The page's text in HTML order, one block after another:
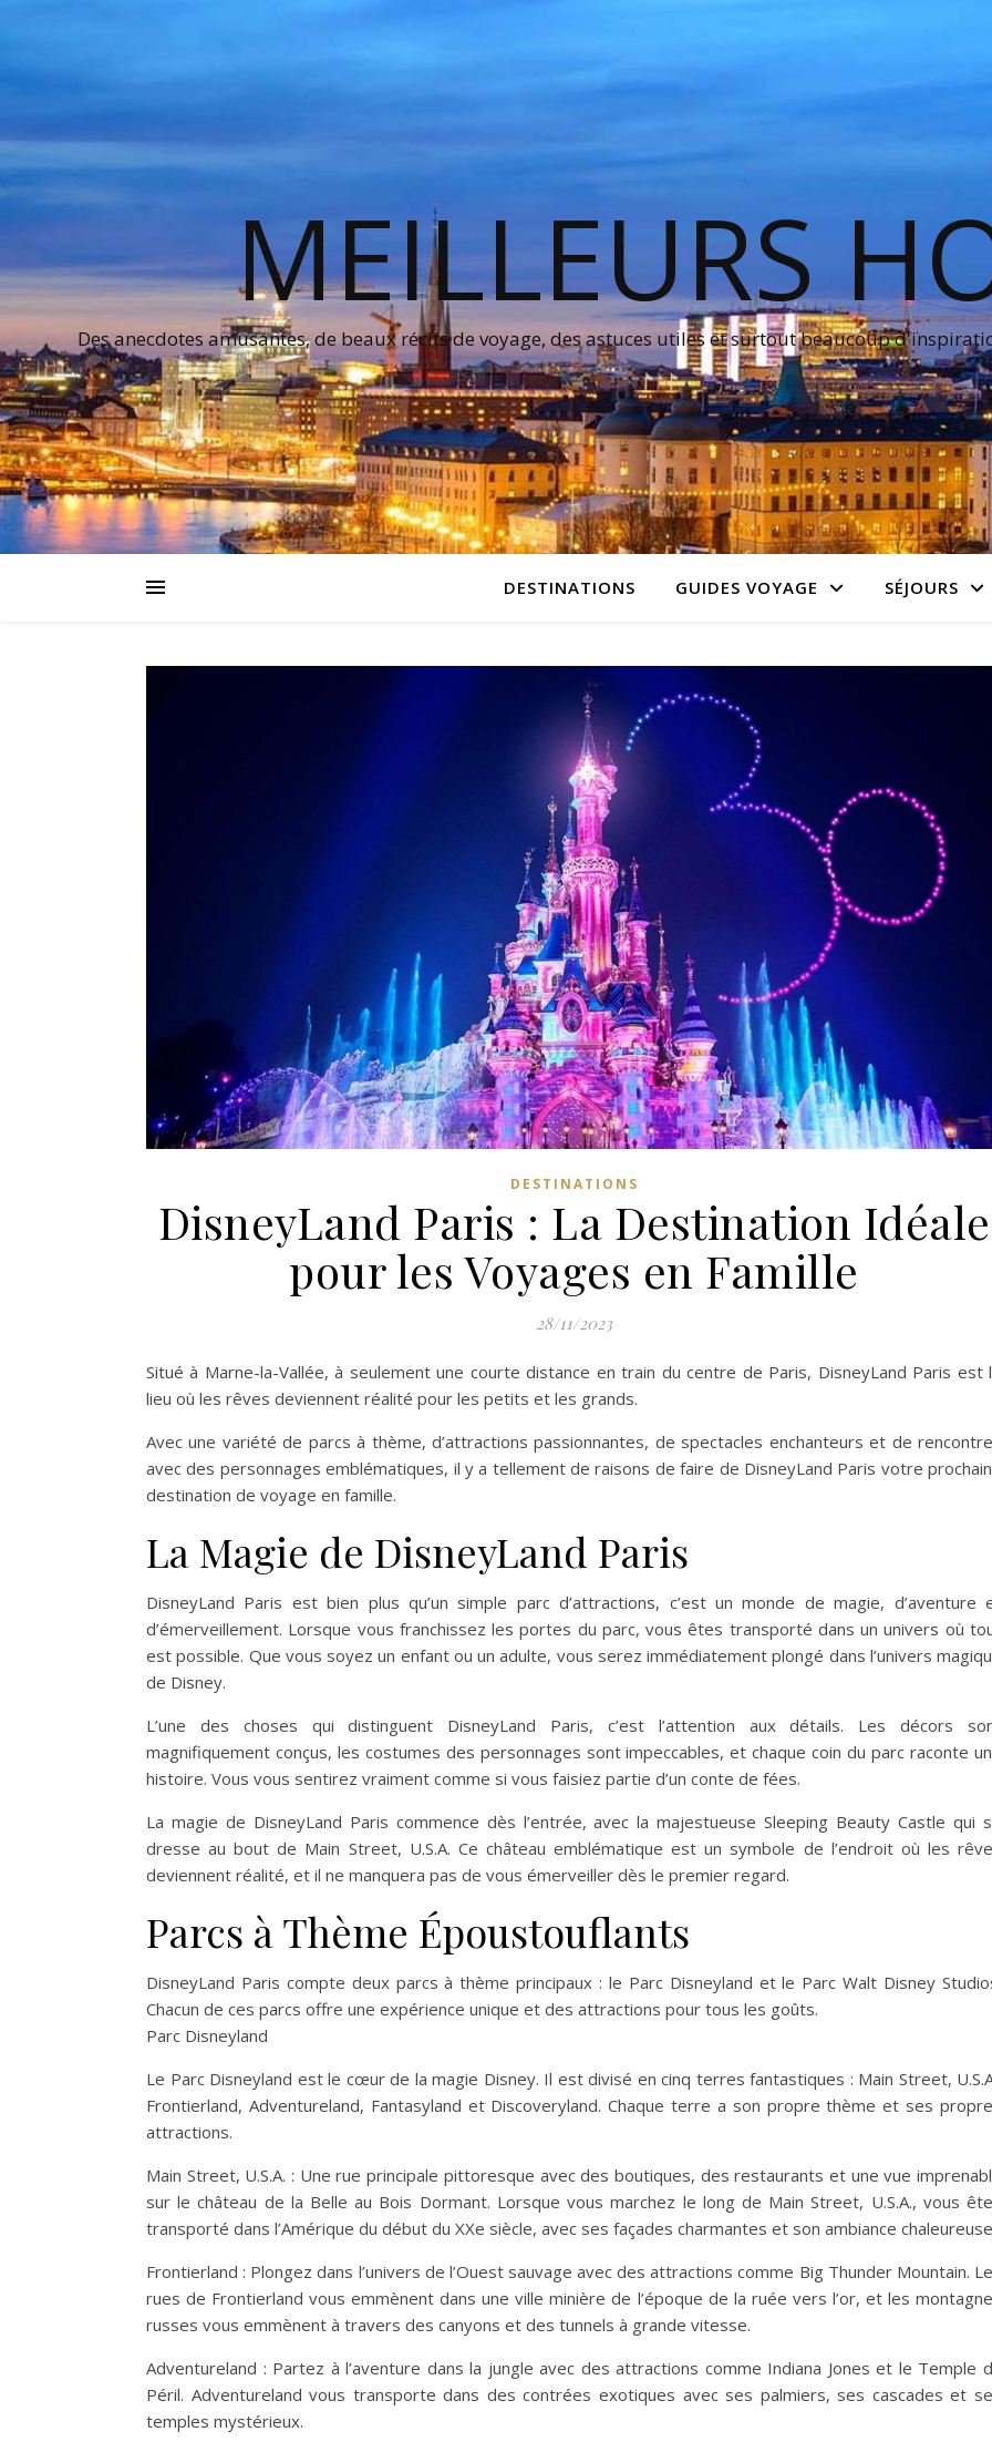
MEILLEURS
Des anecdotes amusantes, de beaux récits de voyage, des astuces utiles et surtout beaucoup
DESTINATIONS GUIDES VOYAGE SÉJOURS
DESTINATIONS
DisneyLand Paris : La Destination Idéale
pour les Voyages en Famille
28/11/2023
Situé à Marne-la-Vallée, à seulement une courte distance en train du centre de Paris, DisneyLand Paris est
lieu où les rêves deviennent réalité pour les petits et les grands.
Avec une variété de parcs à thème, d’attractions passionnantes, de spectacles enchanteurs et de
avec des personnages emblématiques, il y a tellement de raisons de faire de DisneyLand Paris votre
destination de voyage en famille.
La Magie de DisneyLand Paris
DisneyLand Paris est bien plus qu’un simple parc d’attractions, c’est un monde de magie, d’aventure
d’émerveillement. Lorsque vous franchissez les portes du parc, vous êtes transporté dans un univers où
est possible. Que vous soyez un enfant ou un adulte, vous serez immédiatement plongé dans l’univers
de Disney.
L’une des choses qui distinguent DisneyLand Paris, c’est l’attention aux détails. Les décors
magnifiquement conçus, les costumes des personnages sont impeccables, et chaque coin du parc raconte
histoire. Vous vous sentirez vraiment comme si vous faisiez partie d’un conte de fées.
La magie de DisneyLand Paris commence dès l’entrée, avec la majestueuse Sleeping Beauty Castle qui
dresse au bout de Main Street, U.S.A. Ce château emblématique est un symbole de l’endroit où les
deviennent réalité, et il ne manquera pas de vous émerveiller dès le premier regard.
Parcs à Thème Époustouflants
DisneyLand Paris compte deux parcs à thème principaux : le Parc Disneyland et le Parc Walt Disney
Chacun de ces parcs offre une expérience unique et des attractions pour tous les goûts.
Parc Disneyland
Le Parc Disneyland est le cœur de la magie Disney. Il est divisé en cinq terres fantastiques : Main Street,
Frontierland, Adventureland, Fantasyland et Discoveryland. Chaque terre a son propre thème et ses
attractions.
Main Street, U.S.A. : Une rue principale pittoresque avec des boutiques, des restaurants et une vue
sur le château de la Belle au Bois Dormant. Lorsque vous marchez le long de Main Street, U.S.A., vous
transporté dans l’Amérique du début du XXe siècle, avec ses façades charmantes et son ambiance
Frontierland : Plongez dans l’univers de l’Ouest sauvage avec des attractions comme Big Thunder Mountain.
rues de Frontierland vous emmènent dans une ville minière de l’époque de la ruée vers l’or, et les
russes vous emmènent à travers des canyons et des tunnels à grande vitesse.
Adventureland : Partez à l’aventure dans la jungle avec des attractions comme Indiana Jones et le Temple
Péril. Adventureland vous transporte dans des contrées exotiques avec ses palmiers, ses cascades et
temples mystérieux.